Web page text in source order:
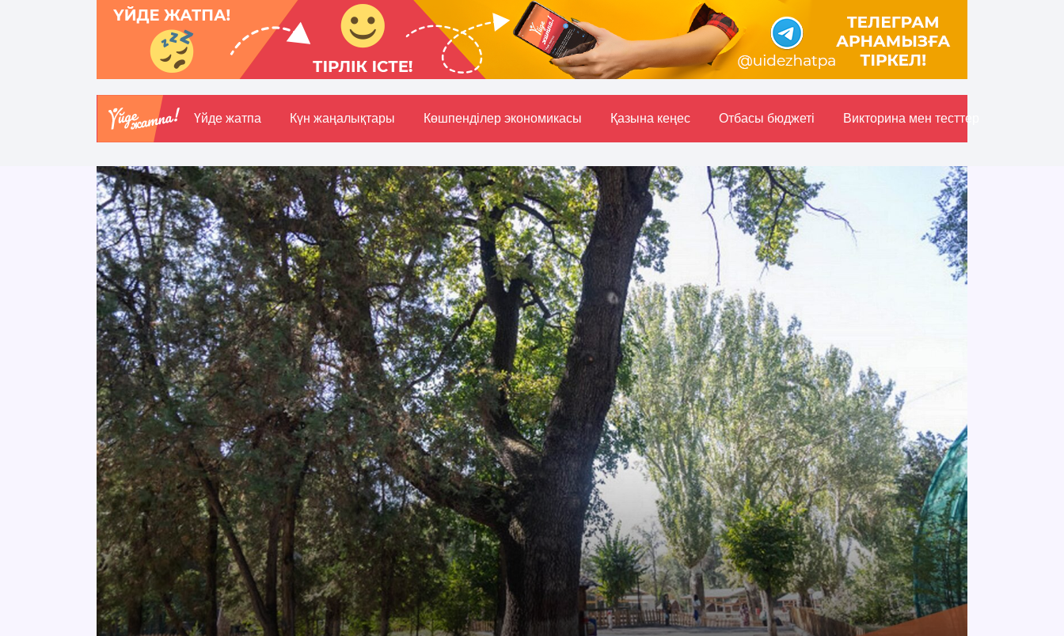
Үйде жатпа Күн жаңалықтары Көшпенділер экономикасы Қазына кеңес Отбасы бюджетi Викторина мен тесттер